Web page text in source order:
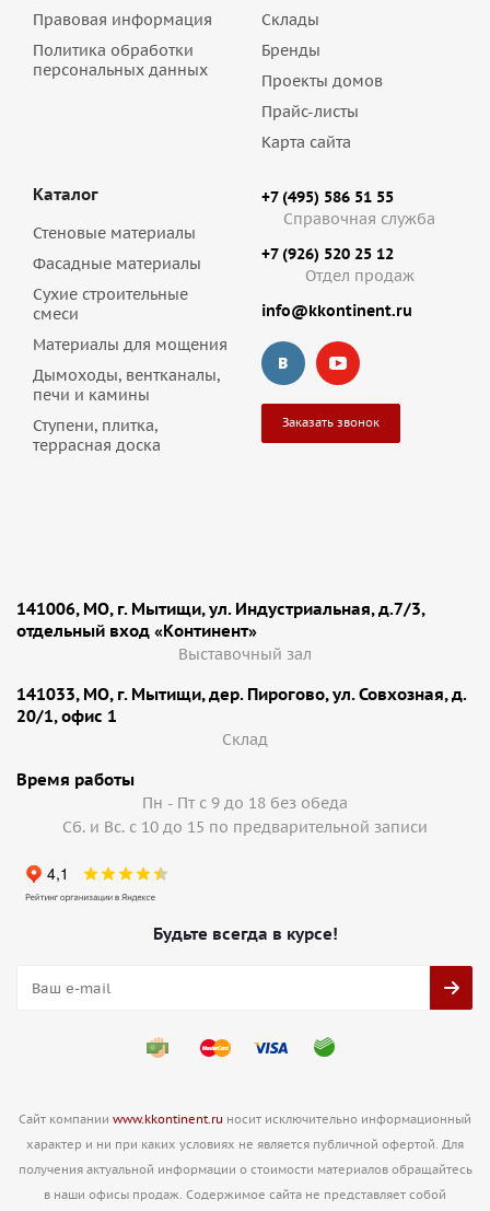
Правовая информация
Политика обработки
персональных данных
Склады
Бренды
Проекты домов
Прайс-листы
Карта сайта
Каталог
Стеновые материалы
Фасадные материалы
Сухие строительные
смеси
Материалы для мощения
Дымоходы, вентканалы,
печи и камины
Ступени, плитка,
террасная доска
+7 (495) 586 51 55
Справочная служба
+7 (926) 520 25 12
Отдел продаж
info@kkontinent.ru
Заказать звонок
141006, МО, г. Мытищи, ул. Индустриальная, д.7/3,
отдельный вход «Континент»
Выставочный зал
141033, МО, г. Мытищи, дер. Пирогово, ул. Совхозная, д.
20/1, офис 1
Cклад
Время работы
Пн - Пт с 9 до 18 без обеда
Сб. и Вс. с 10 до 15 по предварительной записи
Будьте всегда в курсе!
Сайт компании www.kkontinent.ru носит исключительно информационный
характер и ни при каких условиях не является публичной офертой. Для
получения актуальной информации о стоимости материалов обращайтесь
в наши офисы продаж. Содержимое сайта не представляет собой